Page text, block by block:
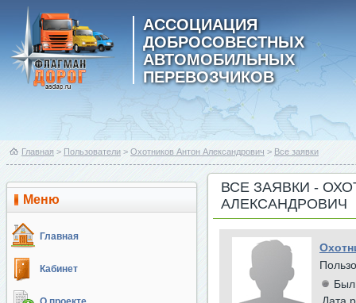
АССОЦИАЦИЯ
ДОБРОСОВЕСТНЫХ
АВТОМОБИЛЬНЫХ
ПЕРЕВОЗЧИКОВ
Главная > Пользователи > Охотников Антон Александрович > Все заявки
Меню
Главная
Кабинет
ВСЕ ЗАЯВКИ -
АЛЕКСАНДРОВИЧ
Был